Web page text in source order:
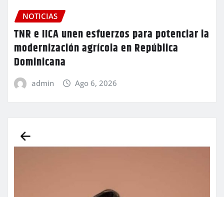
NOTICIAS
TNR e IICA unen esfuerzos para potenciar la
modernización agrícola en República
Dominicana
admin Ago 6, 2026